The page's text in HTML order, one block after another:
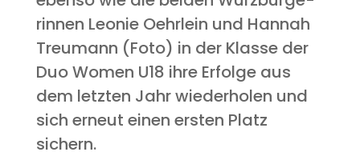
rin­nen Leo­nie Oehr­lein und Han­nah
Treu­mann (Foto) in der Klas­se der
Duo Women U18 ihre Erfol­ge aus
dem letz­ten Jahr wie­der­ho­len und
sich erneut einen ers­ten Platz
sichern.